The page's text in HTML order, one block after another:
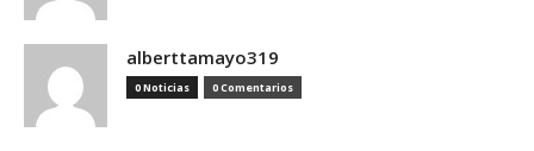
alberttamayo319
0 Noticias 0 Comentarios